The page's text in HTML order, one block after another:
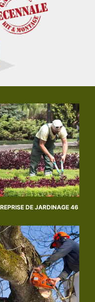
DE JARDINAGE 46